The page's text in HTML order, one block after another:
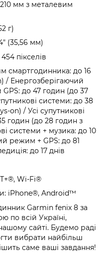
мм з металевим
г)
(35,56 мм)
пікселів
смартгодинника: до 16
/ Енергозберігаючий
до 47 годин (до 37
системи: до 38
on) / Усі супутникові
годин (до 28 годин з
системи + музика: до 10
режим + GPS: до 81
до 17 днів
Wi-Fi®
iPhone®, Android™
Garmin fenix 8 за
по всій Україні,
сайті. Будемо раді
вибрати найбільш
саме ваші завдання!